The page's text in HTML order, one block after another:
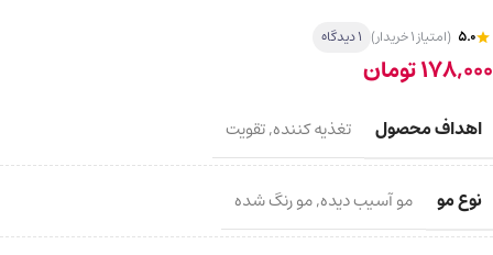
5.0 (امتیاز 1 خریدار) 1 دیدگاه
178,000تومان
اهداف محصول تغذیه کننده,تقویت
نوع مو مو آسیب دیده,مو رنگ شده